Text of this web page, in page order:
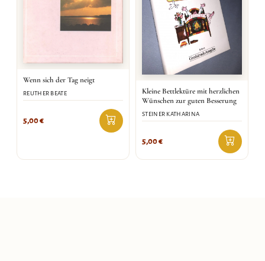
Wenn sich der Tag neigt
REUTHER BEATE
5,00€
Kleine Bettlektüre mit herzlichen
Wünschen zur guten Besserung
STEINER KATHARINA
5,00€